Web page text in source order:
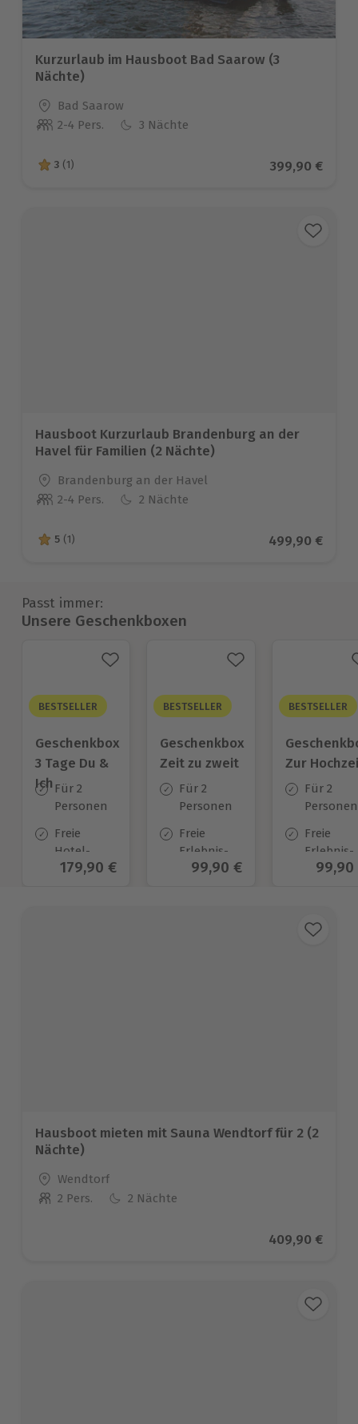
Kurzurlaub im Hausboot Bad Saarow (3
Nächte)
Standort
Bad Saarow
Anzahl der Teilnehmer
2-4 Pers. 3 Nächte
3 von 5 Sternen basierend auf 1 Bewertungen
3 (1) Aktueller
399,90 €
Hausboot Kurzurlaub Brandenburg an der
Havel für Familien (2 Nächte)
Standort
Brandenburg an der Havel
Anzahl der Teilnehmer
2-4 Pers. 2 Nächte
5 von 5 Sternen basierend auf 1 Bewertungen
5 (1) Aktueller
499,90 €
Passt immer:
Unsere Geschenkboxen
BESTSELLER
Geschenkbox
3 Tage Du &
Ich Für 2
Personen
Freie
Hotel-
Auswahl
Aktueller Preis
179,90 €
BESTSELLER
Geschenkbox
Zeit zu zweit
Für 2
Personen
Freie
Erlebnis-
Auswahl
Aktueller Preis
99,90 €
BESTSELLER
Zur
Für 2
Personen
Freie
Erlebnis-
Auswahl
99,90
Hausboot mieten mit Sauna Wendtorf für 2 (2
Nächte)
Standort
Wendtorf
Anzahl der Teilnehmer
2 Pers. 2 Nächte
Aktueller
409,90 €